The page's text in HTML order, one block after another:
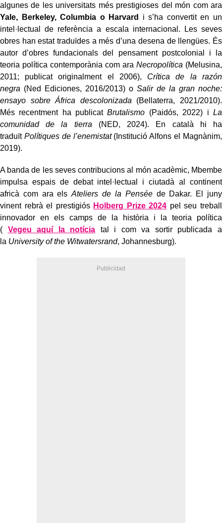
algunes de les universitats més prestigioses del món com ara
Yale, Berkeley, Columbia o Harvard
i s’ha convertit en un
intel·lectual de referència a escala internacional. Les seves
obres han estat traduïdes a més d’una desena de llengües. És
autor d’obres fundacionals del pensament postcolonial i la
teoria política contemporània com ara Necropolítica (Melusina,
2011; publicat originalment el 2006), Crítica de la razón
negra (Ned Ediciones, 2016/2013) o Salir de la gran noche:
ensayo sobre África descolonizada (Bellaterra, 2021/2010).
Més recentment ha publicatBrutalismo (Paidós, 2022) i La
comunidad de la tierra (NED, 2024). En català hi ha
traduït Polítiques de l’enemistat(Institució Alfons el Magnànim,
2019).
A banda de les seves contribucions al món acadèmic, Mbembe
impulsa espais de debat intel·lectual i ciutadà al continent
africà com ara elsAteliers de la Penséede Dakar. El juny
vinent rebrà el prestigiós Holberg Prize 2024 pel seu treball
innovador en els camps de la història i la teoria política
( Vegeu aquí la notícia tal i com va sortir publicada a
la University of the Witwatersrand, Johannesburg).